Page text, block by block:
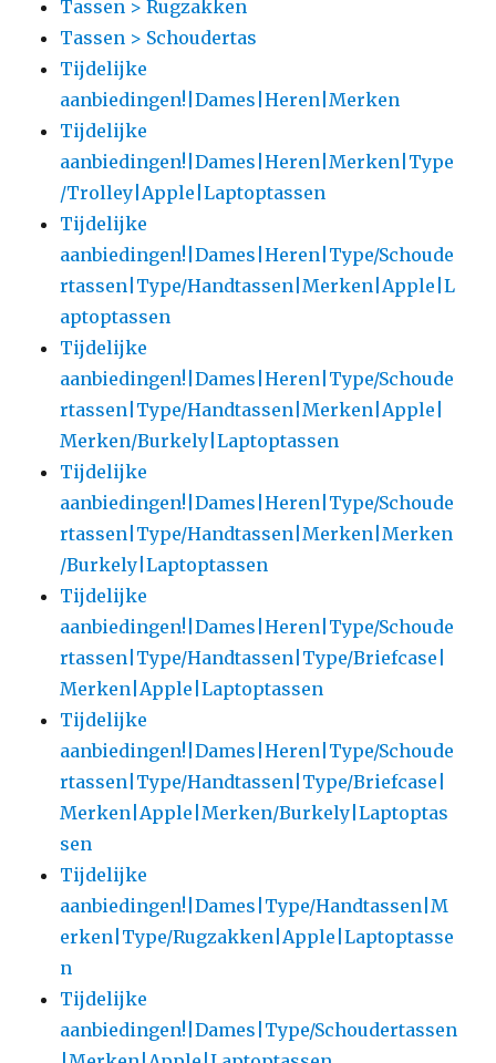
Tassen > Rugzakken
Tassen > Schoudertas
Tijdelijke
aanbiedingen!|Dames|Heren|Merken
Tijdelijke
aanbiedingen!|Dames|Heren|Merken|Type
/Trolley|Apple|Laptoptassen
Tijdelijke
aanbiedingen!|Dames|Heren|Type/Schoude
rtassen|Type/Handtassen|Merken|Apple|L
aptoptassen
Tijdelijke
aanbiedingen!|Dames|Heren|Type/Schoude
rtassen|Type/Handtassen|Merken|Apple|
Merken/Burkely|Laptoptassen
Tijdelijke
aanbiedingen!|Dames|Heren|Type/Schoude
rtassen|Type/Handtassen|Merken|Merken
/Burkely|Laptoptassen
Tijdelijke
aanbiedingen!|Dames|Heren|Type/Schoude
rtassen|Type/Handtassen|Type/Briefcase|
Merken|Apple|Laptoptassen
Tijdelijke
aanbiedingen!|Dames|Heren|Type/Schoude
rtassen|Type/Handtassen|Type/Briefcase|
Merken|Apple|Merken/Burkely|Laptoptas
sen
Tijdelijke
aanbiedingen!|Dames|Type/Handtassen|M
erken|Type/Rugzakken|Apple|Laptoptasse
n
Tijdelijke
aanbiedingen!|Dames|Type/Schoudertassen